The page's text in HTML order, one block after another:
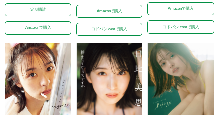
定期購読
Amazonで購入
Amazonで購入
ヨドバシ.comで購入
Amazonで購入
ヨドバシ.comで購入